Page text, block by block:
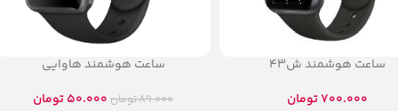
ساعت هوشمند ش43
700.000 تومان
ساعت هوشمند هاوایی
89.000تومان 50.000تومان